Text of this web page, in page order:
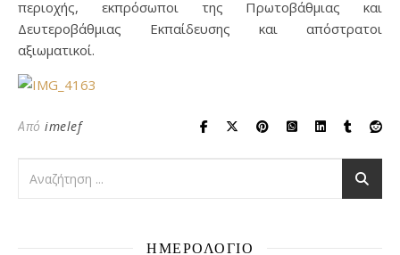
περιοχής, εκπρόσωποι της Πρωτοβάθμιας και
Δευτεροβάθμιας Εκπαίδευσης και απόστρατοι
αξιωματικοί.
Από imelef
ΗΜΕΡΟΛΟΓΙΟ